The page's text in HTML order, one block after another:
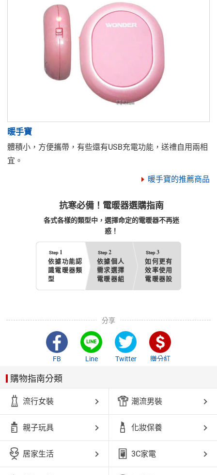
暖手寶
體積小，方便攜帶，有些還有USB充電功能，送禮自用兩相
宜。
暖手寶的推薦商品
抗寒必備！電暖器選購指南
各式各樣的類型中，選擇命定的電暖器不再迷
惑！
Step 1
依據功能認
識電暖器類
型
Step2
依據個人
需求選擇
電暖器組
Step3
如何更有
效率使用
電暖器設
分享
FB Line Twitter 賺分紅
購物指南分類
流行女裝 潮流男裝
親子玩具 化妝保養
居家生活 3C家電